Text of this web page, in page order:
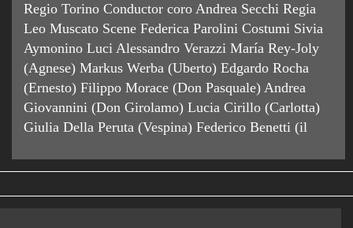
Regio Torino Conductor coro Andrea Secchi Regia
Leo Muscato Scene Federica Parolini Costumi Sivia
Aymonino Luci Alessandro Verazzi María Rey-Joly
(Agnese) Markus Werba (Uberto) Edgardo Rocha
(Ernesto) Filippo Morace (Don Pasquale) Andrea
Giovannini (Don Girolamo) Lucia Cirillo (Carlotta)
Giulia Della Peruta (Vespina) Federico Benetti (il